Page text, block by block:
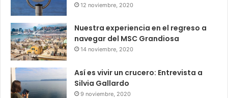
12 noviembre, 2020
Nuestra experiencia en el regreso a
navegar del MSC Grandiosa
14 noviembre, 2020
Así es vivir un crucero: Entrevista a
Silvia Gallardo
9 noviembre, 2020